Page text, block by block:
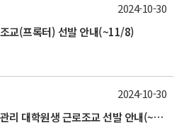
교(프록터) 선발 안내(~11/8)
2024-10-30
2024학년도 LnL 웹페이지 관리 대학원생 근로조교 선발 안내(~11/1)
2024-10-30